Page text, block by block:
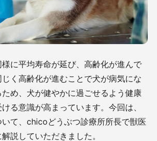
に平均寿命が延び、高齢化が進んで
く高齢化が進むことで犬が病気にな
め、犬が健やかに過ごせるよう健康
る意識が高まっています。今回は、
て、chicoどうぶつ診療所所長で獣医
説していただきました。